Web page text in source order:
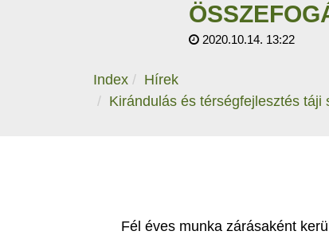
2020.10.14. 13:22
Index
Hírek
Kirándulás és térségfejlesztés táji
Fél éves munka zárásaként